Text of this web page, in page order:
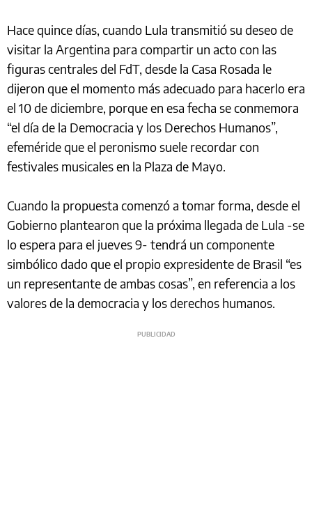
Hace quince días, cuando Lula transmitió su deseo de
visitar la Argentina para compartir un acto con las
figuras centrales del FdT, desde la Casa Rosada le
dijeron que el momento más adecuado para hacerlo era
el 10 de diciembre, porque en esa fecha se conmemora
“el día de la Democracia y los Derechos Humanos”,
efeméride que el peronismo suele recordar con
festivales musicales en la Plaza de Mayo.
Cuando la propuesta comenzó a tomar forma, desde el
Gobierno plantearon que la próxima llegada de Lula -se
lo espera para el jueves 9- tendrá un componente
simbólico dado que el propio expresidente de Brasil “es
un representante de ambas cosas”, en referencia a los
valores de la democracia y los derechos humanos.